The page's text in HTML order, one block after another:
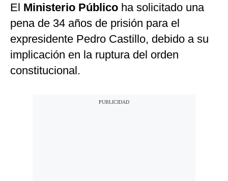
El Ministerio Público ha solicitado una
pena de 34 años de prisión para el
expresidente Pedro Castillo, debido a su
implicación en la ruptura del orden
constitucional.